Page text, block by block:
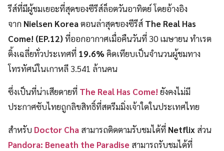
รีส์ที่มีผู้ชมเยอะที่สุดของซีรีส์ล็อตวันอาทิตย์ โดยอ้างอิง
จาก Nielsen Koreaตอนล่าสุดของซีรีส์ The Real Has
Come! (EP.12)ที่ออกอากาศเมื่อคืนวันที่ 30 เมษายน ทำเรต
ติ้งเฉลี่ยทั่วประเทศที่ 19.6%คิดเทียบเป็นจำนวนผู้ชมทาง
โทรทัศน์ในเกาหลี 3.541 ล้านคน
ซึ่งเป็นที่น่าเสียดายที่ The Real Has Come! ยังคงไม่มี
ประกาศซับไทยถูกลิขสิทธิ์ที่สตรีมมิ่งเจ้าใดในประเทศไทย
สำหรับ Doctor Cha สามารถติดตามรับชมได้ที่ Netflix ส่วน
Pandora: Beneath the Paradise สามารถรับชมได้ที่